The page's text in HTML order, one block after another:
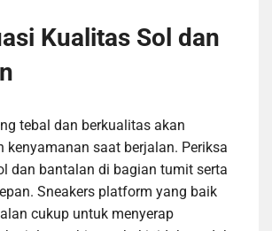
Kualitas Sol dan
tebal dan berkualitas akan
kenyamanan saat berjalan. Periksa
dan bantalan di bagian tumit serta
Sneakers platform yang baik
cukup untuk menyerap